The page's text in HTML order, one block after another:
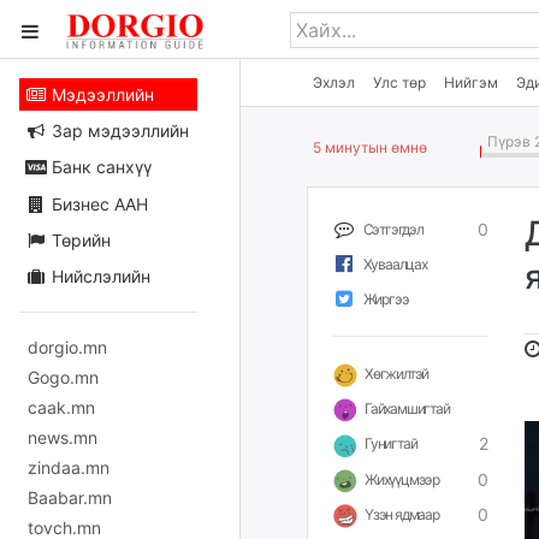
Эхлэл Улс төр Нийгэм
Мэдээллийн
Зар мэдээллийн
Банк санхүү
Бизнес ААН
Төрийн
Нийслэлийн
dorgio.mn
Gogo.mn
caak.mn
news.mn
zindaa.mn
Baabar.mn
tovch.mn
5 минутын өмнө Пүрэв
Сэтгэгдэл 0
Хуваалцах
Жиргээ
Хөгжилтэй
Гайхамшигтай
Гунигтай
2
Жихүүцмээр 0
Үзэн ядмаар 0